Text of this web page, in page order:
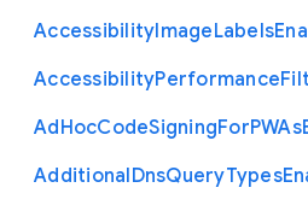
AccessibilityImageLabels
AccessibilityPerformance
AdHocCodeSigningForPWAs
AdditionalDnsQueryTypes